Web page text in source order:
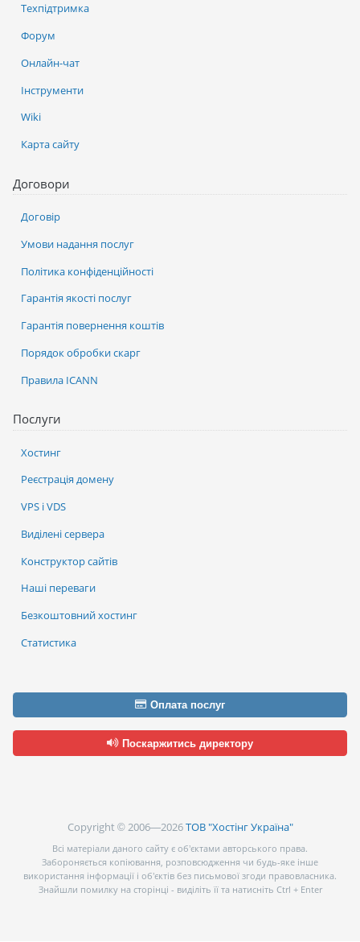
Послуги
Хостинг
Реєстрація домену
VPS і VDS
Виділені сервера
Конструктор сайтів
Наші переваги
Безкоштовний хостинг
Статистика
Техпідтримка
Форум
Онлайн-чат
Інструменти
Wiki
Карта сайту
Договори
Договір
Умови надання послуг
Політика конфіденційності
Гарантія якості послуг
Гарантія повернення коштів
Порядок обробки скарг
Правила ICANN
Оплата послуг
Поскаржитись директору
Copyright © 2006—2026ТОВ "Хостінг Україна"
Всі матеріали даного сайту є об’єктами авторського права.
Забороняється копіювання, розповсюдження чи будь-яке інше
використання інформації і об’єктів без письмової згоди правовласника.
Знайшли помилку на сторінці - виділіть її та натисніть Ctrl + Enter